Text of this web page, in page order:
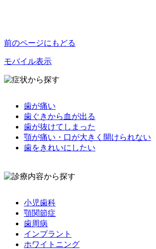
前のページにもどる
モバイル表示
歯が痛い
歯ぐきから血が出る
歯が抜けてしまった
顎が痛い・口が大きく開けられない
歯をきれいにしたい
小児歯科
顎関節症
歯周病
インプラント
ホワイトニング